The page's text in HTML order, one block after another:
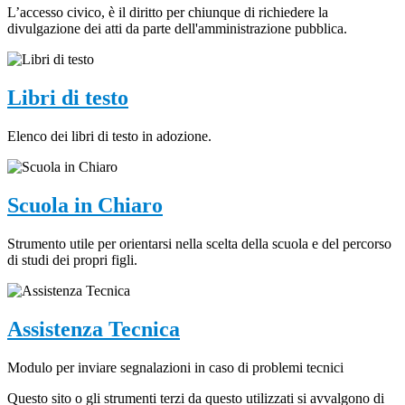
L’accesso civico, è il diritto per chiunque di richiedere la
divulgazione dei atti da parte dell'amministrazione pubblica.
Libri di testo
Elenco dei libri di testo in adozione.
Scuola in Chiaro
Strumento utile per orientarsi nella scelta della scuola e del percorso
di studi dei propri figli.
Assistenza Tecnica
Modulo per inviare segnalazioni in caso di problemi tecnici
Questo sito o gli strumenti terzi da questo utilizzati si avvalgono di